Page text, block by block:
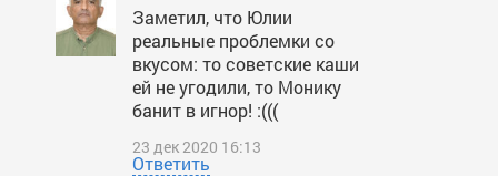
Заметил, что Юлии
реальные проблемки со
вкусом: то советские каши
ей не угодили, то Монику
банит в игнор! :(((
23 дек 2020 16:13
Ответить